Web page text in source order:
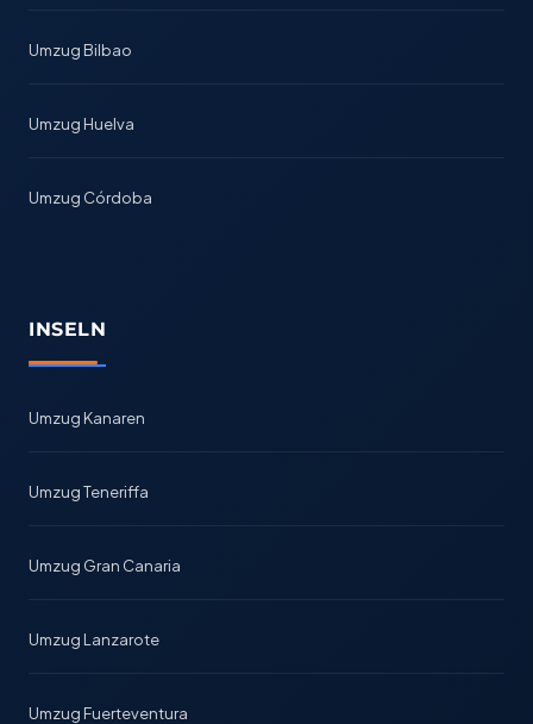
Umzug Bilbao
Umzug Huelva
Umzug Córdoba
INSELN
Umzug Kanaren
Umzug Teneriffa
Umzug Gran Canaria
Umzug Lanzarote
Umzug Fuerteventura